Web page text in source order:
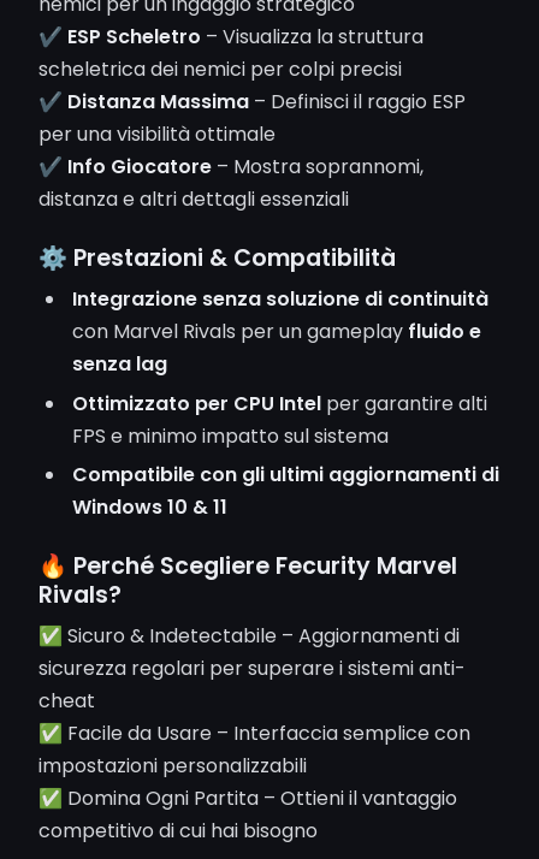
✔ ESP Scheletro – Visualizza la struttura
scheletrica dei nemici per colpi precisi
✔ Distanza Massima – Definisci il raggio ESP
per una visibilità ottimale
✔ Info Giocatore – Mostra soprannomi,
distanza e altri dettagli essenziali
⚙️ Prestazioni & Compatibilità
Integrazione senza soluzione di continuità
con Marvel Rivals per un gameplay fluido e
senza lag
Ottimizzato per CPU Intel per garantire alti
FPS e minimo impatto sul sistema
Compatibile con gli ultimi aggiornamenti di
Windows 10 & 11
🔥 Perché Scegliere Fecurity Marvel
Rivals?
✅ Sicuro & Indetectabile – Aggiornamenti di
sicurezza regolari per superare i sistemi anti-
cheat
✅ Facile da Usare – Interfaccia semplice con
impostazioni personalizzabili
✅ Domina Ogni Partita – Ottieni il vantaggio
competitivo di cui hai bisogno